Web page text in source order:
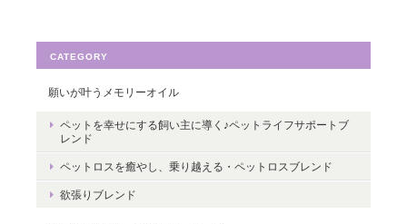
ありがとうございます。 いつの日かまた逢えることを楽しみにし
CATEGORY
願いが叶うメモリーオイル
ペットを幸せにする飼い主に導く♪ペットライフサポートブ
レンド
ペットロスを癒やし、乗り越える・ペットロスブレンド
欲張りブレンド